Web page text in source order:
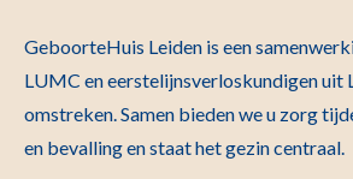
GeboorteHuis Leiden is een
LUMC en eerstelijnsverloskundigen uit
omstreken. Samen bieden we u zorg
en bevalling en staat het gezin centraal.